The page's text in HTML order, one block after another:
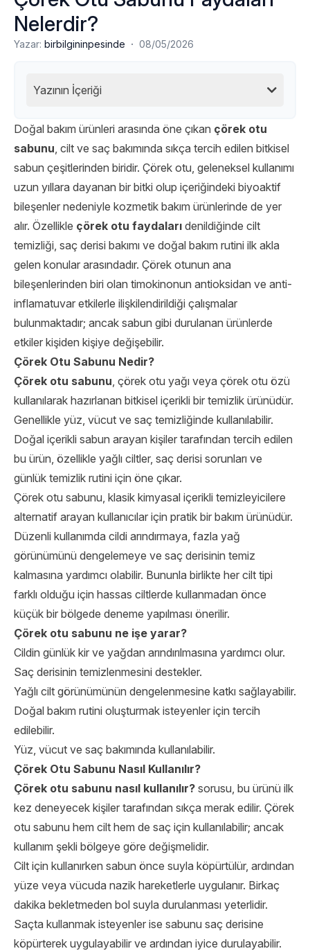
Nelerdir?
Yazar: birbilgininpesinde · 08/05/2026
Yazının İçeriği
Doğal bakım ürünleri arasında öne çıkan çörek otu
sabunu, cilt ve saç bakımında sıkça tercih edilen bitkisel
sabun çeşitlerinden biridir. Çörek otu, geleneksel kullanımı
uzun yıllara dayanan bir bitki olup içeriğindeki biyoaktif
bileşenler nedeniyle kozmetik bakım ürünlerinde de yer
alır. Özellikle çörek otu faydaları denildiğinde cilt
temizliği, saç derisi bakımı ve doğal bakım rutini ilk akla
gelen konular arasındadır. Çörek otunun ana
bileşenlerinden biri olan timokinonun antioksidan ve anti-
inflamatuvar etkilerle ilişkilendirildiği çalışmalar
bulunmaktadır; ancak sabun gibi durulanan ürünlerde
etkiler kişiden kişiye değişebilir.
Çörek Otu Sabunu Nedir?
Çörek otu sabunu, çörek otu yağı veya çörek otu özü
kullanılarak hazırlanan bitkisel içerikli bir temizlik ürünüdür.
Genellikle yüz, vücut ve saç temizliğinde kullanılabilir.
Doğal içerikli sabun arayan kişiler tarafından tercih edilen
bu ürün, özellikle yağlı ciltler, saç derisi sorunları ve
günlük temizlik rutini için öne çıkar.
Çörek otu sabunu, klasik kimyasal içerikli temizleyicilere
alternatif arayan kullanıcılar için pratik bir bakım ürünüdür.
Düzenli kullanımda cildi arındırmaya, fazla yağ
görünümünü dengelemeye ve saç derisinin temiz
kalmasına yardımcı olabilir. Bununla birlikte her cilt tipi
farklı olduğu için hassas ciltlerde kullanmadan önce
küçük bir bölgede deneme yapılması önerilir.
Çörek otu sabunu ne işe yarar?
Cildin günlük kir ve yağdan arındırılmasına yardımcı olur.
Saç derisinin temizlenmesini destekler.
Yağlı cilt görünümünün dengelenmesine katkı sağlayabilir.
Doğal bakım rutini oluşturmak isteyenler için tercih
edilebilir.
Yüz, vücut ve saç bakımında kullanılabilir.
Çörek Otu Sabunu Nasıl Kullanılır?
Çörek otu sabunu nasıl kullanılır? sorusu, bu ürünü ilk
kez deneyecek kişiler tarafından sıkça merak edilir. Çörek
otu sabunu hem cilt hem de saç için kullanılabilir; ancak
kullanım şekli bölgeye göre değişmelidir.
Cilt için kullanırken sabun önce suyla köpürtülür, ardından
yüze veya vücuda nazik hareketlerle uygulanır. Birkaç
dakika bekletmeden bol suyla durulanması yeterlidir.
Saçta kullanmak isteyenler ise sabunu saç derisine
köpürterek uygulayabilir ve ardından iyice durulayabilir.